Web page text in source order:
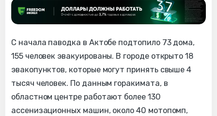
С начала паводка в Актобе подтопило 73 дома,
155 человек эвакуированы. В городе открыто 18
эвакопунктов, которые могут принять свыше 4
тысяч человек. По данным горакимата, в
областном центре работают более 130
ассенизационных машин, около 40 мотопомп,